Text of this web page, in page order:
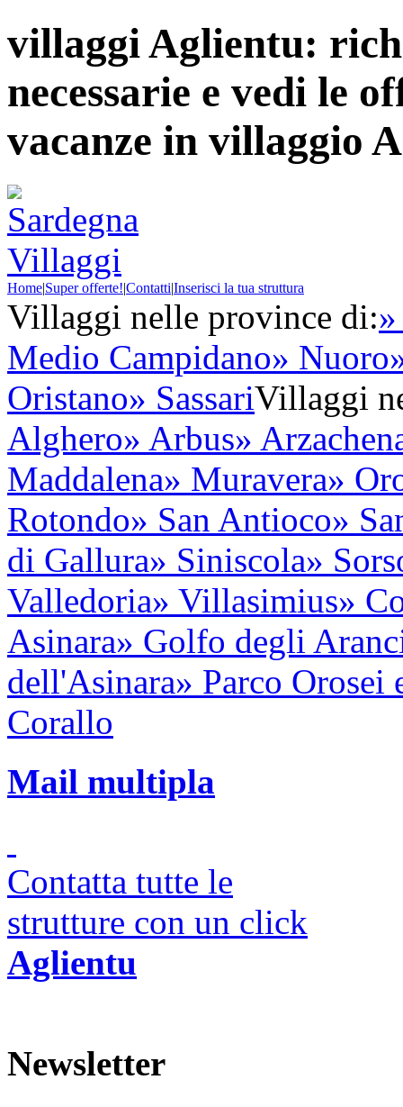
villaggi Aglientu:
necessarie e vedi le
vacanze in villaggio
Home|Super offerte!|Contatti|Inserisci la tua struttura
Villaggi nelle province di:
Medio Campidano» Nuoro
Oristano» SassariVillaggi
Alghero» Arbus»
Maddalena» Muravera»
Rotondo» San Antioco»
di Gallura» Siniscola»
Valledoria» Villasimius»
Asinara» Golfo degli
dell'Asinara» Parco Orosei
Corallo
Mail multipla
Contatta tutte le
strutture con un click
Aglientu
Newsletter